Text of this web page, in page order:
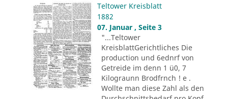
Teltower Kreisblatt
1882
07. Januar , Seite 3
"...Teltower
KreisblattGerichtliches Die
production und 6ednrf von
Getreide im denn 1 ü0, 7
Kilograunn Brodfrnch ! e .
Wollte man diese Zahl als den